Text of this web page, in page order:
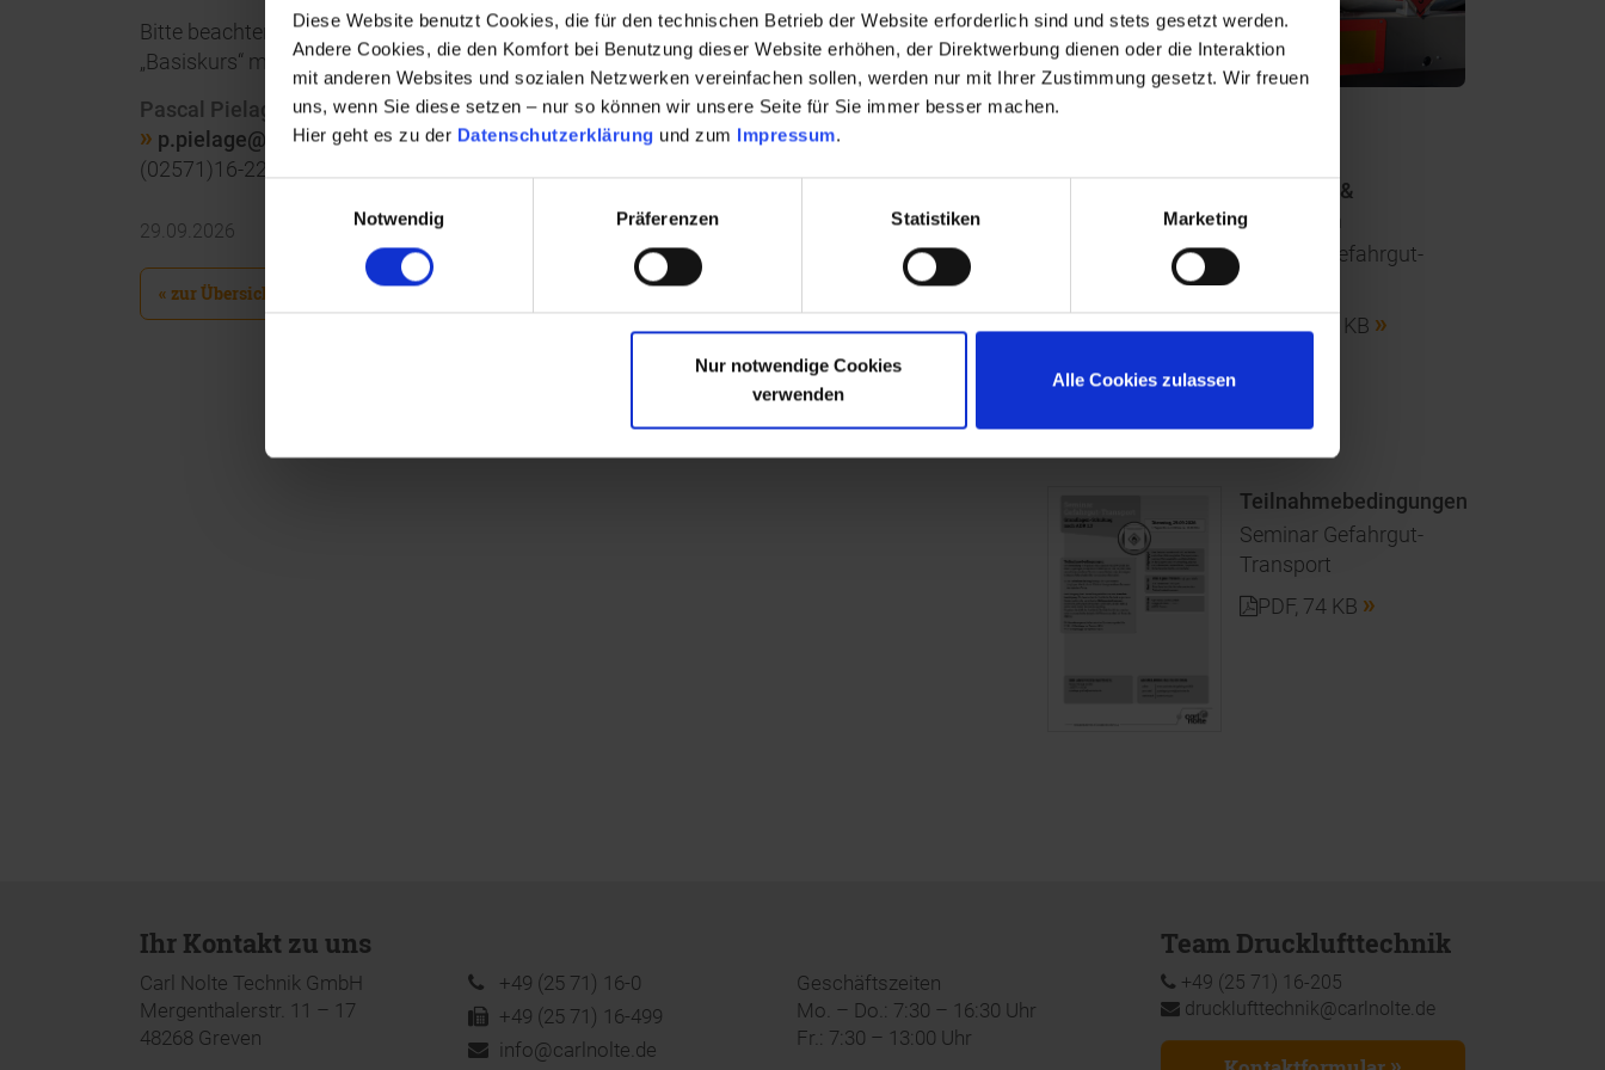
Diese Website benutzt Cookies, die für den technischen Betrieb der Website erforderlich sind und stets gesetzt werden.
Andere Cookies, die den Komfort bei Benutzung dieser Website erhöhen, der Direktwerbung dienen oder die Interaktion
mit anderen Websites und sozialen Netzwerken vereinfachen sollen, werden nur mit Ihrer Zustimmung gesetzt. Wir freuen
uns, wenn Sie diese setzen – nur so können wir unsere Seite für Sie immer besser machen.
Hier geht es zu der Datenschutzerklärung und zum Impressum.
Notwendig
Präferenzen Statistiken Marketing
Nur notwendige Cookies
verwenden
Alle Cookies zulassen
Bitte beachten: Die Schulung ist anerkannt als Grundlagenschulung gem. ADR 1.3 (KEIN
„Basiskurs“ mit IHK-Prüfung).
Pascal Pielage
p.pielage@carlnolte.de
(02571)16-226
Einladung &
Programm
Seminar Gefahrgut-
PDF, 154 KB
Teilnahmebedingungen
Seminar Gefahrgut-
Transport
PDF, 74 KB
29.09.2026
« zur Übersicht
Ihr Kontakt zu uns
Carl Nolte Technik GmbH
Mergenthalerstr. 11 – 17
48268 Greven
+49 (25 71) 16-0
+49 (25 71) 16-499
info@carlnolte.de
Geschäftszeiten
Mo. – Do.: 7:30 – 16:30 Uhr
Fr.: 7:30 – 13:00 Uhr
Team Drucklufttechnik
+49 (25 71) 16-205
drucklufttechnik@carlnolte.de